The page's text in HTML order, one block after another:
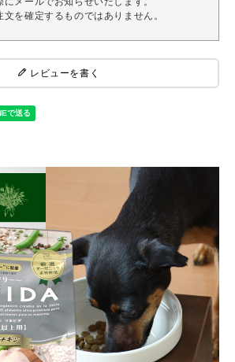
を確定するものではありません。
レビューを書く